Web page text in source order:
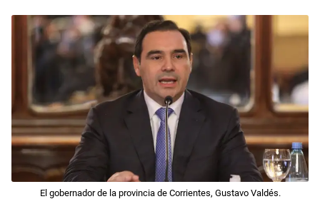
El gobernador de la provincia de Corrientes, Gustavo Valdés.